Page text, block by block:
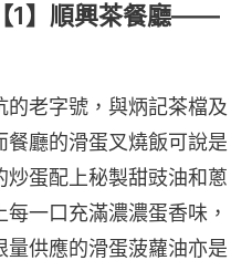
1】順興茶餐廳——
老字號，與炳記茶檔及
餐廳的滑蛋叉燒飯可說是
蛋配上秘製甜豉油和蔥
一口充滿濃濃蛋香味，
量供應的滑蛋菠蘿油亦是